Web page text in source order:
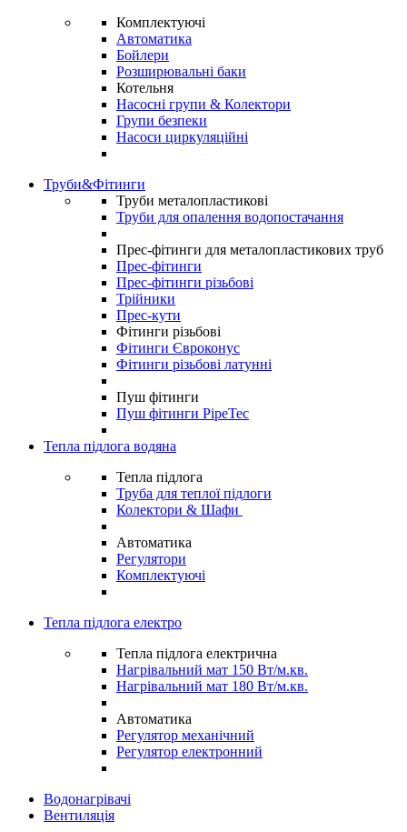
Комплектуючі
Автоматика
Бойлери
Розширювальні баки
Котельня
Насосні групи & Колектори
Групи безпеки
Насоси циркуляційні
Труби&Фітинги
Труби металопластикові
Труби для опалення водопостачання
Прес-фітинги для металопластикових труб
Прес-фітинги
Прес-фітинги різьбові
Трійники
Прес-кути
Фітинги різьбові
Фітинги Євроконус
Фітинги різьбові латунні
Пуш фітинги
Пуш фітинги PipeTec
Тепла підлога водяна
Тепла підлога
Труба для теплої підлоги
Колектори & Шафи
Автоматика
Регулятори
Комплектуючі
Тепла підлога електро
Тепла підлога електрична
Нагрівальний мат 150 Вт/м.кв.
Нагрівальний мат 180 Вт/м.кв.
Автоматика
Регулятор механічний
Регулятор електронний
Водонагрівачі
Вентиляція